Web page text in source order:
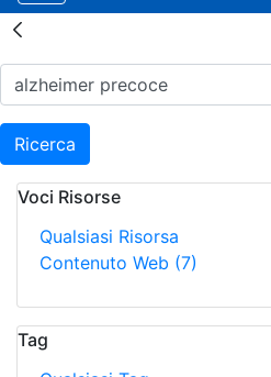
Risultati della
Ricerca
Voci Risorse
Qualsiasi Risorsa
Contenuto Web (7)
Tag